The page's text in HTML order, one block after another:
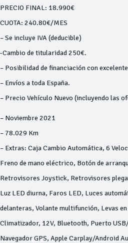
PRECIO FINAL: 18.990€
CUOTA: 240.80€/MES
– Se incluye IVA (deducible)
-Cambio de titularidad 250€.
– Posibilidad de financiación con
– Envíos a toda España.
– Precio Vehículo Nuevo (incluyendo las
– Noviembre 2021
– 78.029 Km
– Extras: Caja Cambio Automática, 6
Freno de mano eléctrico, Botón de
Retrovisores Joystick, Retrovisores
Luz LED diurna, Faros LED, Luces
delanteras, Volante multifunción, Levas
Climatizador, 12V, Bluetooth, Puerto
Navegador GPS, Apple Carplay/Android